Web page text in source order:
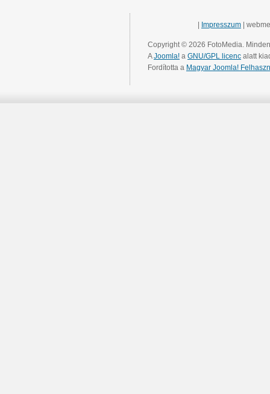
Impresszum |
Copyright © 2026 FotoMedia.
AJoomla! a GNU/GPL licenc alatt
Fordította a Magyar Joomla!